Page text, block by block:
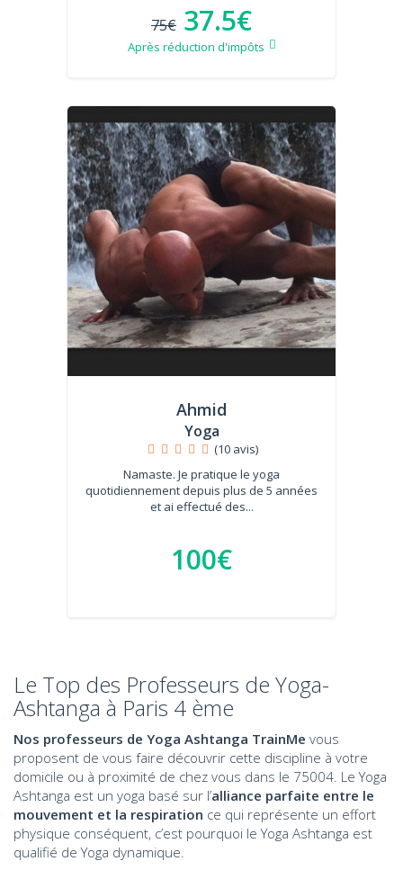
75€ 37.5€
Après réduction d'impôts
Ahmid
Yoga
(10 avis)
Namaste. Je pratique le yoga
quotidiennement depuis plus de 5 années
et ai effectué des...
100€
Le Top des Professeurs de Yoga-
Ashtanga à Paris 4 ème
Nos professeurs de Yoga Ashtanga TrainMe vous
proposent de vous faire découvrir cette discipline à votre
domicile ou à proximité de chez vous dans le 75004. Le Yoga
Ashtanga est un yoga basé sur l’alliance parfaite entre le
mouvement et la respiration ce qui représente un effort
physique conséquent, c’est pourquoi le Yoga Ashtanga est
qualifié de Yoga dynamique.